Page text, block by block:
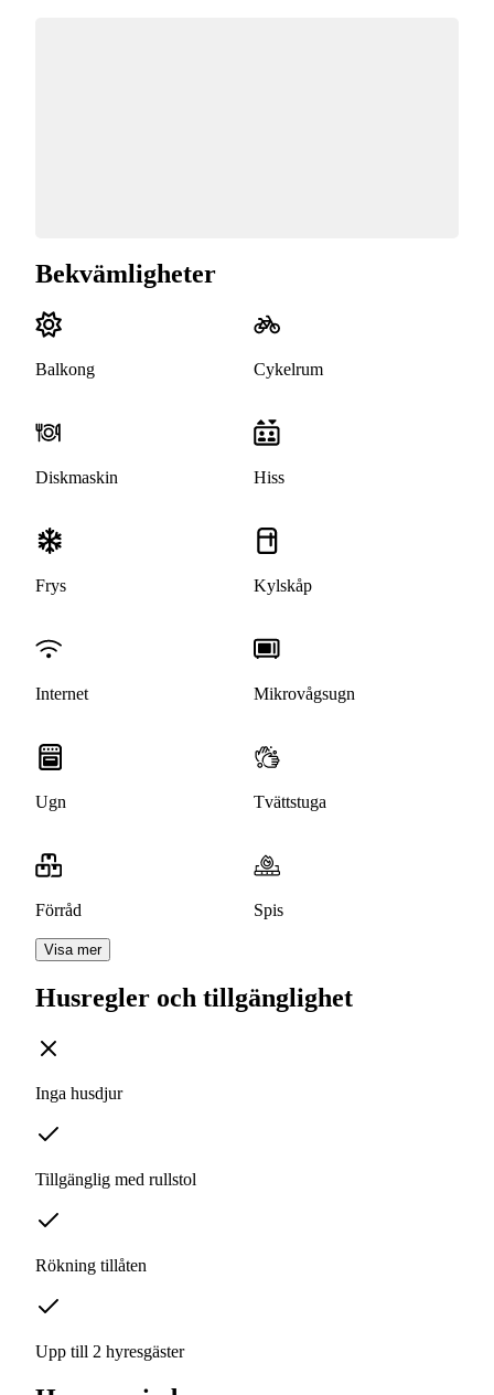
Bekvämligheter
Balkong Cykelrum
Diskmaskin Hiss
Frys Kylskåp
Internet Mikrovågsugn
Ugn Tvättstuga
Förråd Spis
Visa mer
Husregler och tillgänglighet
Inga husdjur
Tillgänglig med rullstol
Rökning tillåten
Upp till 2 hyresgäster